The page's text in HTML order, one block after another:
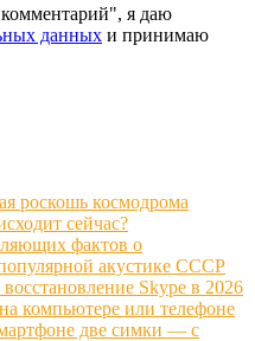
я даю
данных и принимаю
роскошь космодрома
сейчас?
фактов о
акустике СССР
Skype в 2026
компьютере или телефоне
две симки — с